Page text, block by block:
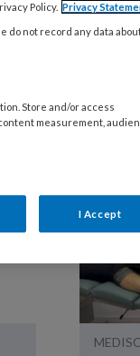
Policy. Privacy
do not record any data
Store and/or access
measurement,
I Accept